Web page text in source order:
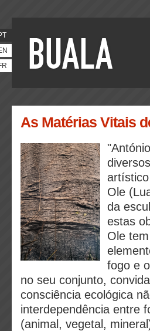
As Matérias Vitais
Ole
da
estas
Ole
fogo e
no seu conjunto,
consciência ecológica
interdependência entre
(animal, vegetal,